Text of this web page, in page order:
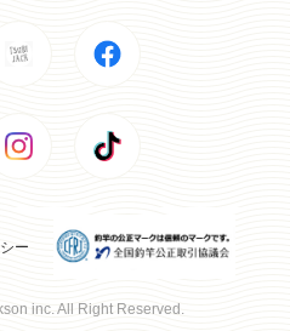
ー
inc. All Right Reserved.